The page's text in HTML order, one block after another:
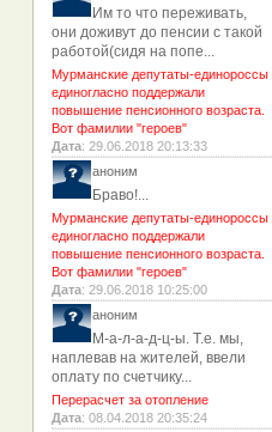
Им то что переживать,
они доживут до пенсии с такой
работой(сидя на попе...
Мурманские депутаты-единороссы
единогласно поддержали
повышение пенсионного возраста.
Вот фамилии "героев"
Дата: 29.06.2018 20:13:33
аноним
Браво!...
Мурманские депутаты-единороссы
единогласно поддержали
повышение пенсионного возраста.
Вот фамилии "героев"
Дата: 29.06.2018 10:25:00
аноним
М-а-л-а-д-ц-ы. Т.е. мы,
наплевав на жителей, ввели
оплату по счетчику...
Перерасчет за отопление
Дата: 08.04.2018 20:35:24